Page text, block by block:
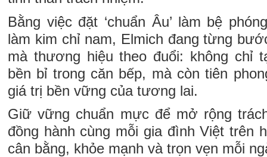
Bằng việc đặt ‘chuẩn Âu’ làm bệ
làm kim chỉ nam, Elmich đang từng
mà thương hiệu theo đuổi: không chỉ
bền bỉ trong căn bếp, mà còn tiên
giá trị bền vững của tương lai.
Giữ vững chuẩn mực để mở rộng
đồng hành cùng mỗi gia đình Việt trên
cân bằng, khỏe mạnh và trọn vẹn mỗi